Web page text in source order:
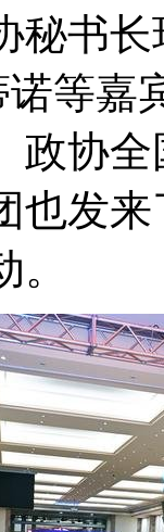
秘书
诺等
政协
也发